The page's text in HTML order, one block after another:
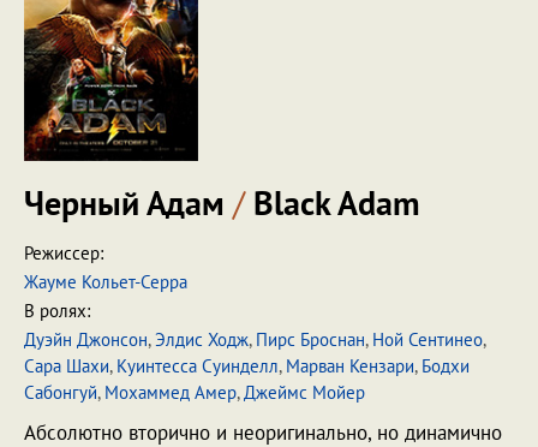
Черный Адам /Black Adam
Режиссер:
Жауме Кольет-Серра
В ролях:
Дуэйн Джонсон,Элдис Ходж, Пирс Броснан, Ной Сентинео,
Сара Шахи, Куинтесса Суинделл, Марван Кензари, Бодхи
Сабонгуй, Мохаммед Амер,Джеймс Мойер
Абсолютно вторично и неоригинально, но динамично